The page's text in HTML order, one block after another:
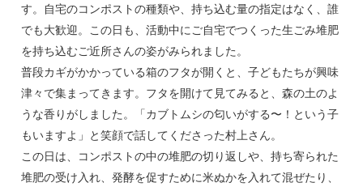
す。自宅のコンポストの種類や、持ち込む量の指定はなく、誰
でも大歓迎。この日も、活動中にご自宅でつくった生ごみ堆肥
を持ち込むご近所さんの姿がみられました。
普段カギがかかっている箱のフタが開くと、子どもたちが興味
津々で集まってきます。フタを開けて見てみると、森の土のよ
うな香りがしました。「カブトムシの匂いがする〜！という子
もいますよ」と笑顔で話してくださった村上さん。
この日は、コンポストの中の堆肥の切り返しや、持ち寄られた
堆肥の受け入れ、発酵を促すために米ぬかを入れて混ぜたり、